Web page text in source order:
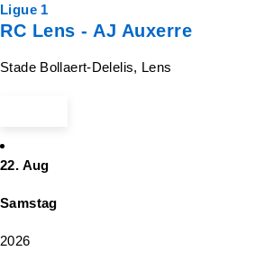
Ligue 1
RC Lens - AJ Auxerre
Stade Bollaert-Delelis, Lens
22. Aug
Samstag
2026